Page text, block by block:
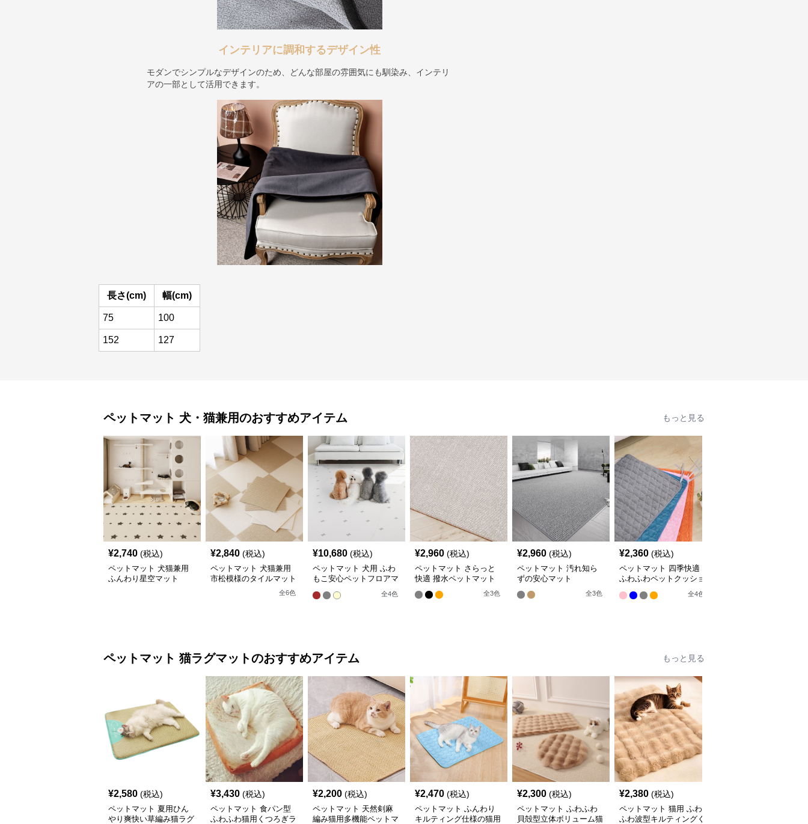
インテリアに調和するデザイン性
モダンでシンプルなデザインのため、どんな部屋の雰囲気にも馴染み、インテリ
アの一部として活用できます。
長さ(cm) 幅(cm)
75 100
152 127
ペットマット 犬・猫兼用のおすすめアイテム もっと見る
¥2,740 (税込)
ペットマット 犬猫兼用
ふんわり星空マット
¥2,840 (税込)
ペットマット 犬猫兼用
市松模様のタイルマット
全6色
¥10,680 (税込)
ペットマット 犬用 ふわ
もこ安心ペットフロアマ
全4色
¥2,960 (税込)
ペットマット さらっと
快適 撥水ペットマット
全3色
¥2,960 (税込)
ペットマット 汚れ知ら
ずの安心マット
全3色
¥2,360 (税込)
ペットマット 四季快適
ふわふわペットクッショ
全4色
ペットマット 猫ラグマットのおすすめアイテム もっと見る
¥2,580 (税込)
ペットマット 夏用ひん
やり爽快い草編み猫ラグ
¥3,430 (税込)
ペットマット 食パン型
ふわふわ猫用くつろぎラ
¥2,200 (税込)
ペットマット 天然剣麻
編み猫用多機能ペットマ
¥2,470 (税込)
ペットマット ふんわり
キルティング仕様の猫用
¥2,300 (税込)
ペットマット ふわふわ
貝殻型立体ボリューム猫
¥2,380 (税込)
ペットマット 猫用 ふわ
ふわ波型キルティングく